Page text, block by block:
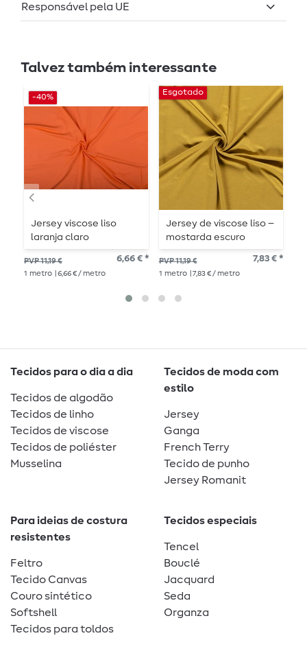
Responsável pela UE
Talvez também interessante
-40%
Jersey viscose liso
laranja claro
PVP 11,19 € 6,66 € *
1 metro | 6,66 € / metro
Esgotado
Jersey de viscose liso –
mostarda escuro
PVP 11,19 € 7,83 € *
1 metro | 7,83 € / metro
Tecidos para o dia a dia
Tecidos de algodão
Tecidos de linho
Tecidos de viscose
Tecidos de poliéster
Musselina
Tecidos de moda com
estilo
Jersey
Ganga
French Terry
Tecido de punho
Jersey Romanit
Para ideias de costura
resistentes
Feltro
Tecido Canvas
Couro sintético
Softshell
Tecidos para toldos
Tecidos especiais
Tencel
Bouclé
Jacquard
Seda
Organza